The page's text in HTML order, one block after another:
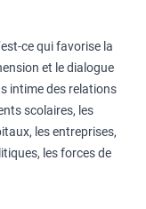
ce qui favorise la
et le dialogue
intime des relations
scolaires, les
les entreprises,
les forces de